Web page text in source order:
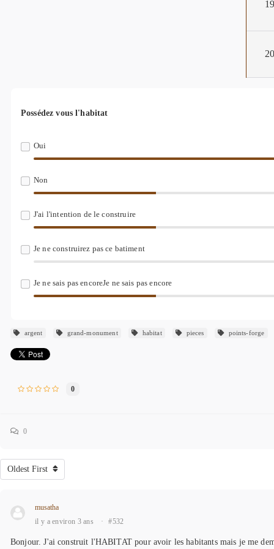
19
20
Possédez vous l'habitat
Oui
Non
J'ai l'intention de le construire
Je ne construirez pas ce batiment
Je ne sais pas encoreJe ne sais pas encore
argent grand-monument habitat pieces points-forge
0
0
Oldest First
musatha
il y a environ 3 ans
· #532
Bonjour. J'ai construit l'HABITAT pour avoir les habitants mais je me